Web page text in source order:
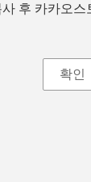
후 카카오
확인